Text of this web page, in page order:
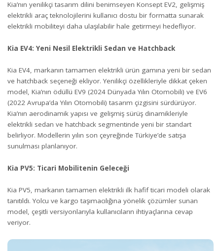
Kia’nın yenilikçi tasarım dilini benimseyen Konsept EV2, gelişmiş
elektrikli araç teknolojilerini kullanıcı dostu bir formatta sunarak
elektrikli mobiliteyi daha ulaşılabilir hale getirmeyi hedefliyor.
Kia EV4: Yeni Nesil Elektrikli Sedan ve Hatchback
Kia EV4, markanın tamamen elektrikli ürün gamına yeni bir sedan
ve hatchback seçeneği ekliyor. Yenilikçi özellikleriyle dikkat çeken
model, Kia’nın ödüllü EV9 (2024 Dünyada Yılın Otomobili) ve EV6
(2022 Avrupa’da Yılın Otomobili) tasarım çizgisini sürdürüyor.
Kia’nın aerodinamik yapısı ve gelişmiş sürüş dinamikleriyle
elektrikli sedan ve hatchback segmentinde yeni bir standart
belirliyor. Modellerin yılın son çeyreğinde Türkiye’de satışa
sunulması planlanıyor.
Kia PV5: Ticari Mobilitenin Geleceği
Kia PV5, markanın tamamen elektrikli ilk hafif ticari modeli olarak
tanıtıldı. Yolcu ve kargo taşımacılığına yönelik çözümler sunan
model, çeşitli versiyonlarıyla kullanıcıların ihtiyaçlarına cevap
veriyor.